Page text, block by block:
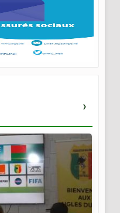
›